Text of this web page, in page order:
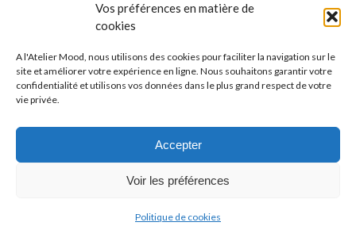
Vos préférences en matière de
cookies
A l'Atelier Mood, nous utilisons des cookies pour faciliter la navigation sur le
site et améliorer votre expérience en ligne. Nous souhaitons garantir votre
confidentialité et utilisons vos données dans le plus grand respect de votre
vie privée.
Accepter
Voir les préférences
Politique de cookies
9 rue d'Aboukir 75002 PARIS
Home
CGV